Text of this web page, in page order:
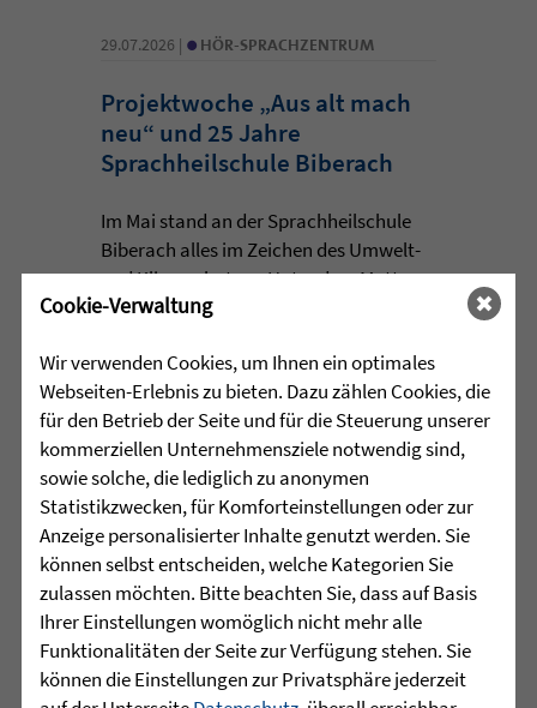
29.07.2026 | • HÖR-SPRACHZENTRUM
Projektwoche „Aus alt mach
neu“ und 25 Jahre
Sprachheilschule Biberach
Im Mai stand an der Sprachheilschule
Biberach alles im Zeichen des Umwelt-
und Klimaschutzes. Unter dem Motto
„Aus alt mach neu“ beschäftigten sich
Rahmen einer Projektwoche intensiv
mit den Themen Müllvermeidung, ...
mehr lesen
29.07.2026 |•HÖR-SPRACHZENTRUM
Mutmurmeln und
Rechenmäuse - auf geht´s in
die Schulzeit
Cookie-Verwaltung
Wir verwenden Cookies, um Ihnen ein optimales
Webseiten-Erlebnis zu bieten. Dazu zählen Cookies, die
für den Betrieb der Seite und für die Steuerung unserer
kommerziellen Unternehmensziele notwendig sind,
sowie solche, die lediglich zu anonymen
Statistikzwecken, für Komforteinstellungen oder zur
Anzeige personalisierter Inhalte genutzt werden. Sie
können selbst entscheiden, welche Kategorien Sie
zulassen möchten. Bitte beachten Sie, dass auf Basis
Ihrer Einstellungen womöglich nicht mehr alle
Funktionalitäten der Seite zur Verfügung stehen. Sie
können die Einstellungen zur Privatsphäre jederzeit